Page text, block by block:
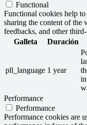
Functional
Functional cookies help
sharing the content of the
feedbacks, and other
Galleta
Duración
pll_language 1 year
Performance
Performance
Performance cookies are